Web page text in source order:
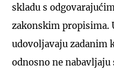
skladu s
zakonskim propisima.
udovoljavaju zadanim
odnosno ne